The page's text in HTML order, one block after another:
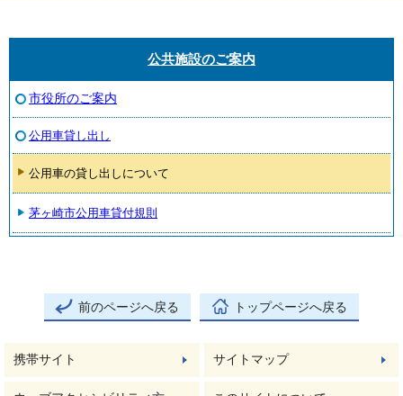
公共施設のご案内
市役所のご案内
公用車貸し出し
公用車の貸し出しについて
茅ヶ崎市公用車貸付規則
前のページへ戻る トップページへ戻る
携帯サイト サイトマップ